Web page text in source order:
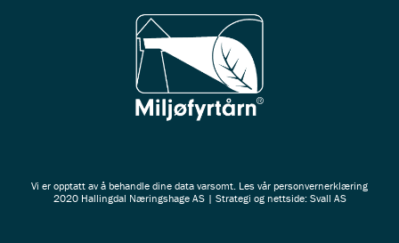
Vi er opptatt av å behandle dine data varsomt. Les vår personvernerklæring
2020 Hallingdal Næringshage AS | Strategi og nettside: Svall AS